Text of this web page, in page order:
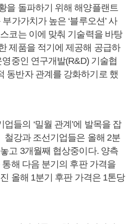
을 돌파하기 위해 해양플랜트
가가치가 높은 ‘블루오션’ 사
코는 이에 맞춰 기술력을 바탕
제품을 적기에 제공해 공급하
중인 연구개발(R&D) 기술협
동반자 관계를 강화하기로 했
들의 ‘밀월 관계’에 발목을 잡
철강과 조선기업들은 올해 2분
고 3개월째 협상중이다. 양측
해 다음 분기의 후판 가격을
올해 1분기 후판 가격은 1톤당